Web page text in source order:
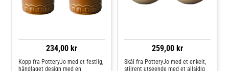
234,00 kr
Kopp fra PotteryJo med et festlig,
håndlaget design med en
259,00 kr
Skål fra PotteryJo med et enkelt,
stilrent utseende med et allsidig